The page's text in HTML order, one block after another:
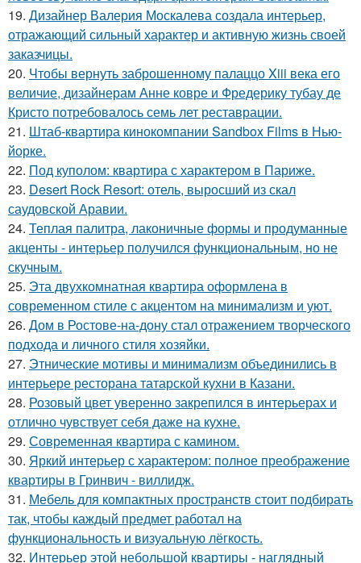
19. Дизайнер Валерия Москалева создала интерьер,
отражающий сильный характер и активную жизнь своей
заказчицы.
20. Чтобы вернуть заброшенному палаццо Xiii века его
величие, дизайнерам Анне ковре и Фредерику тубау де
Кристо потребовалось семь лет реставрации.
21. Штаб-квартира кинокомпании Sandbox Films в Нью-
йорке.
22. Под куполом: квартира с характером в Париже.
23. Desert Rock Resort: отель, выросший из скал
саудовской Аравии.
24. Теплая палитра, лаконичные формы и продуманные
акценты - интерьер получился функциональным, но не
скучным.
25. Эта двухкомнатная квартира оформлена в
современном стиле с акцентом на минимализм и уют.
26. Дом в Ростове-на-дону стал отражением творческого
подхода и личного стиля хозяйки.
27. Этнические мотивы и минимализм объединились в
интерьере ресторана татарской кухни в Казани.
28. Розовый цвет уверенно закрепился в интерьерах и
отлично чувствует себя даже на кухне.
29. Современная квартира с камином.
30. Яркий интерьер с характером: полное преображение
квартиры в Гринвич - виллидж.
31. Мебель для компактных пространств стоит подбирать
так, чтобы каждый предмет работал на
функциональность и визуальную лёгкость.
32. Интерьер этой небольшой квартиры - наглядный